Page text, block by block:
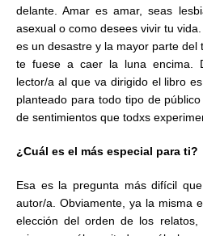
delante. Amar es amar, seas
asexual o como desees vivir tu
es un desastre y la mayor parte del
te fuese a caer la luna encima.
lector/a al que va dirigido el libro
planteado para todo tipo de
de sentimientos que todxs
¿Cuál es el más especial para ti?
Esa es la pregunta más difícil
autor/a. Obviamente, ya la misma
elección del orden de los